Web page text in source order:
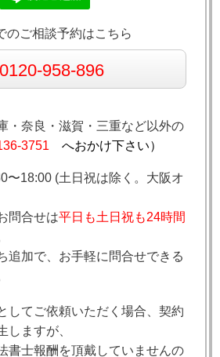
のご相談予約はこちら
0120-958-896
・奈良・滋賀・三重など以外の
3751 へおかけ下さい）
〜18:00 (土日祝は除く。大阪オ
問合せは平日も土日祝も24時間
追加で、お手軽に問合せできる
してご依頼いただく場合、契約
しますが、
書士報酬を頂戴していませんの